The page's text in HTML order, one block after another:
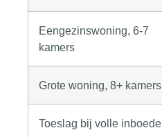
Eengezinswoning, 6-7
kamers
Grote woning, 8+ kamers
Toeslag bij volle inboedel